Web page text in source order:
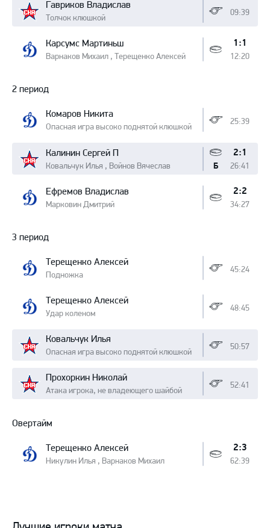
Гавриков Владислав
Толчок клюшкой
09:39
Карсумс Мартиньш
Варнаков Михаил , Терещенко Алексей
1:1
12:20
2 период
Комаров Никита
Опасная игра высоко поднятой клюшкой
25:39
Калинин Сергей П
Ковальчук Илья , Войнов Вячеслав
2:1
26:41
Б
Ефремов Владислав
Марковин Дмитрий
2:2
34:27
3 период
Терещенко Алексей
Подножка
45:24
Терещенко Алексей
Удар коленом
48:45
Ковальчук Илья
Опасная игра высоко поднятой клюшкой
50:57
Прохоркин Николай
Атака игрока, не владеющего шайбой
52:41
Овертайм
Терещенко Алексей
Никулин Илья , Варнаков Михаил
2:3
62:39